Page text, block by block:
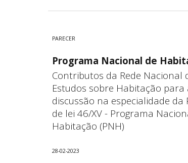
PARECER
Programa Nacional de
Contributos da Rede Nacional
Estudos sobre Habitação para
discussão na especialidade da
de lei 46/XV - Programa
Habitação (PNH)
28-02-2023